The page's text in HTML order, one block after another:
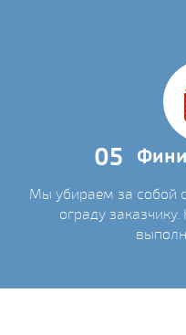
05
Мы убираем за собой
ограду